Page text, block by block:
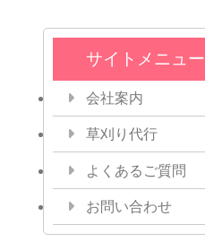
サイトメニュー
会社案内
草刈り代行
よくあるご質問
お問い合わせ